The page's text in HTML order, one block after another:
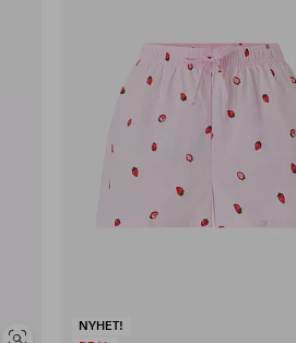
NYHET!